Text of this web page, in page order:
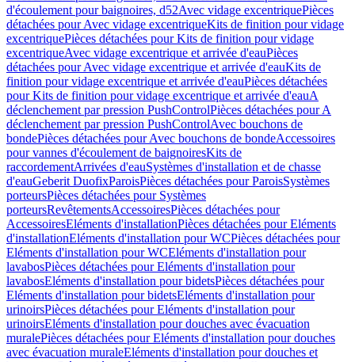
d'écoulement pour baignoires, d52Avec vidage excentriquePièces
détachées pour Avec vidage excentriqueKits de finition pour vidage
excentriquePièces détachées pour Kits de finition pour vidage
excentriqueAvec vidage excentrique et arrivée d'eauPièces
détachées pour Avec vidage excentrique et arrivée d'eauKits de
finition pour vidage excentrique et arrivée d'eauPièces détachées
pour Kits de finition pour vidage excentrique et arrivée d'eauA
déclenchement par pression PushControlPièces détachées pour A
déclenchement par pression PushControlAvec bouchons de
bondePièces détachées pour Avec bouchons de bondeAccessoires
pour vannes d'écoulement de baignoiresKits de
raccordementArrivées d'eauSystèmes d'installation et de chasse
d'eauGeberit DuofixParoisPièces détachées pour ParoisSystèmes
porteursPièces détachées pour Systèmes
porteursRevêtementsAccessoiresPièces détachées pour
AccessoiresEléments d'installationPièces détachées pour Eléments
d'installationEléments d'installation pour WCPièces détachées pour
Eléments d'installation pour WCEléments d'installation pour
lavabosPièces détachées pour Eléments d'installation pour
lavabosEléments d'installation pour bidetsPièces détachées pour
Eléments d'installation pour bidetsEléments d'installation pour
urinoirsPièces détachées pour Eléments d'installation pour
urinoirsEléments d'installation pour douches avec évacuation
muralePièces détachées pour Eléments d'installation pour douches
avec évacuation muraleEléments d'installation pour douches et